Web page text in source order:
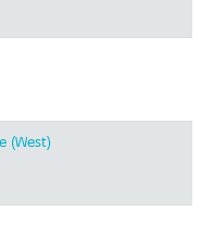
(West)